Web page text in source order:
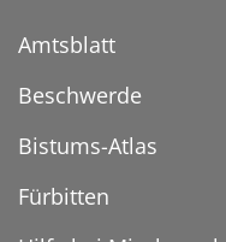
Amtsblatt
Beschwerde
Bistums-Atlas
Fürbitten